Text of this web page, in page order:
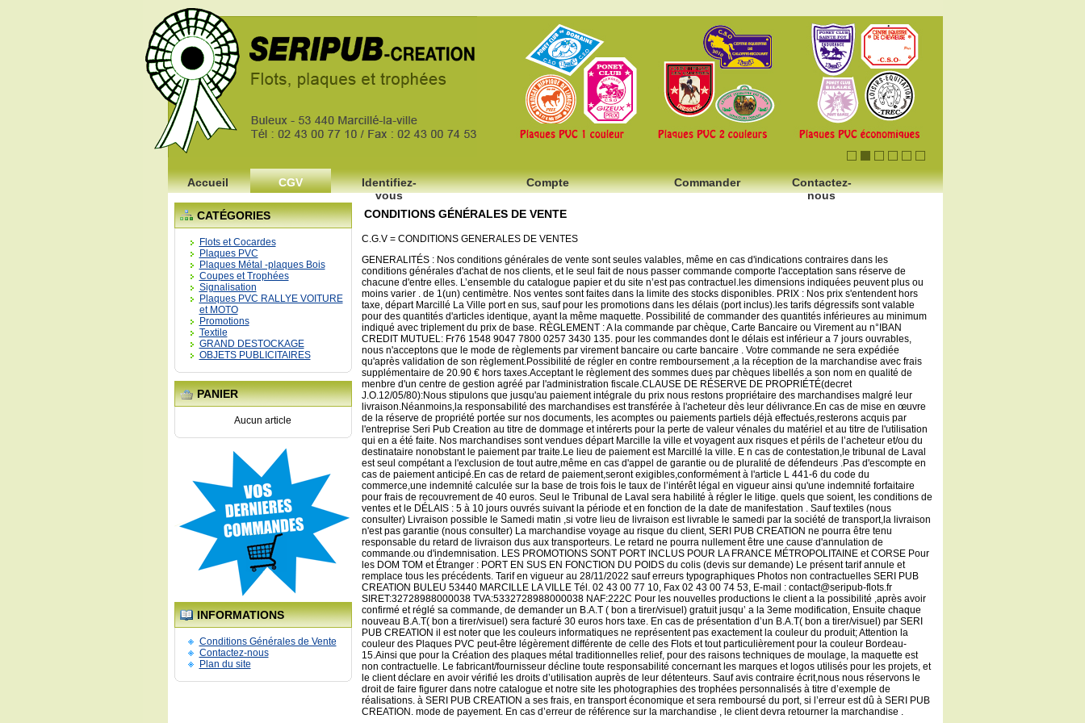
Accueil CGV
Identifiez-
vous
Compte Commander
Contactez-
nous
CATÉGORIES
Flots et Cocardes
Plaques PVC
Plaques Métal -plaques Bois
Coupes et Trophées
Signalisation
Plaques PVC RALLYE VOITURE
et MOTO
Promotions
Textile
GRAND DESTOCKAGE
OBJETS PUBLICITAIRES
PANIER
Aucun article
INFORMATIONS
Conditions Générales de Vente
Contactez-nous
Plan du site
CONDITIONS GÉNÉRALES DE VENTE
C.G.V = CONDITIONS GENERALES DE VENTES
GENERALITÉS : Nos conditions générales de vente sont seules valables, même en cas d'indications contraires dans les
conditions générales d'achat de nos clients, et le seul fait de nous passer commande comporte l'acceptation sans réserve de
chacune d'entre elles. L’ensemble du catalogue papier et du site n’est pas contractuel.les dimensions indiquées peuvent plus ou
moins varier . de 1(un) centimètre. Nos ventes sont faites dans la limite des stocks disponibles. PRIX : Nos prix s'entendent hors
taxe, départ Marcillé La Ville port en sus, sauf pour les promotions dans les délais (port inclus).les tarifs dégressifs sont valable
pour des quantités d'articles identique, ayant la même maquette. Possibilité de commander des quantités inférieures au minimum
indiqué avec triplement du prix de base. RÈGLEMENT : A la commande par chèque, Carte Bancaire ou Virement au n°IBAN
CREDIT MUTUEL: Fr76 1548 9047 7800 0257 3430 135. pour les commandes dont le délais est inférieur a 7 jours ouvrables,
nous n'acceptons que le mode de règlements par virement bancaire ou carte bancaire . Votre commande ne sera expédiée
qu'après validation de son règlement.Possibilité de régler en contre remboursement ,a la réception de la marchandise avec frais
supplémentaire de 20.90 € hors taxes.Acceptant le règlement des sommes dues par chèques libellés a son nom en qualité de
menbre d'un centre de gestion agréé par l'administration fiscale.CLAUSE DE RÉSERVE DE PROPRIÉTÉ(decret
J.O.12/05/80):Nous stipulons que jusqu'au paiement intégrale du prix nous restons propriétaire des marchandises malgré leur
livraison.Néanmoins,la responsabilité des marchandises est transférée à l'acheteur dès leur délivrance.En cas de mise en œuvre
de la réserve de propriété portée sur nos documents, les acomptes ou paiements partiels déjà effectués,resterons acquis par
l'entreprise Seri Pub Creation au titre de dommage et intérerts pour la perte de valeur vénales du matériel et au titre de l'utilisation
qui en a été faite. Nos marchandises sont vendues départ Marcille la ville et voyagent aux risques et périls de l’acheteur et/ou du
destinataire nonobstant le paiement par traite.Le lieu de paiement est Marcillé la ville. E n cas de contestation,le tribunal de Laval
est seul compétant a l'exclusion de tout autre,même en cas d'appel de garantie ou de pluralité de défendeurs .Pas d'escompte en
cas de paiement anticipé.En cas de retard de paiement,seront exigibles,conformément à l'article L 441-6 du code du
commerce,une indemnité calculée sur la base de trois fois le taux de l’intérêt légal en vigueur ainsi qu'une indemnité forfaitaire
pour frais de recouvrement de 40 euros. Seul le Tribunal de Laval sera habilité à régler le litige. quels que soient, les conditions de
ventes et le DÉLAIS : 5 à 10 jours ouvrés suivant la période et en fonction de la date de manifestation . Sauf textiles (nous
consulter) Livraison possible le Samedi matin ,si votre lieu de livraison est livrable le samedi par la société de transport,la livraison
n'est pas garantie (nous consulter) La marchandise voyage au risque du client, SERI PUB CREATION ne pourra être tenu
responsable du retard de livraison dus aux transporteurs. Le retard ne pourra nullement être une cause d'annulation de
commande.ou d'indemnisation. LES PROMOTIONS SONT PORT INCLUS POUR LA FRANCE MÉTROPOLITAINE et CORSE Pour
les DOM TOM et Étranger : PORT EN SUS EN FONCTION DU POIDS du colis (devis sur demande) Le présent tarif annule et
remplace tous les précédents. Tarif en vigueur au 28/11/2022 sauf erreurs typographiques Photos non contractuelles SERI PUB
CREATION BULEU 53440 MARCILLE LA VILLE Tél. 02 43 00 77 10, Fax 02 43 00 74 53, E-mail : contact@seripub-flots.fr
SIRET:32728988000038 TVA:5332728988000038 NAF:222C Pour les nouvelles productions le client a la possibilité ,après avoir
confirmé et réglé sa commande, de demander un B.A.T ( bon a tirer/visuel) gratuit jusqu’ a la 3eme modification, Ensuite chaque
nouveau B.A.T( bon a tirer/visuel) sera facturé 30 euros hors taxe. En cas de présentation d’un B.A.T( bon a tirer/visuel) par SERI
PUB CREATION il est noter que les couleurs informatiques ne représentent pas exactement la couleur du produit; Attention la
couleur des Plaques PVC peut-être légèrement différente de celle des Flots et tout particulièrement pour la couleur Bordeau-
15.Ainsi que pour la Création des plaques métal traditionnelles relief, pour des raisons techniques de moulage, la maquette est
non contractuelle. Le fabricant/fournisseur décline toute responsabilité concernant les marques et logos utilisés pour les projets, et
le client déclare en avoir vérifié les droits d’utilisation auprès de leur détenteurs. Sauf avis contraire écrit,nous nous réservons le
droit de faire figurer dans notre catalogue et notre site les photographies des trophées personnalisés à titre d’exemple de
réalisations. à SERI PUB CREATION a ses frais, en transport économique et sera remboursé du port, si l’erreur est dû à SERI PUB
CREATION. mode de payement. En cas d’erreur de référence sur la marchandise , le client devra retourner la marchandise .